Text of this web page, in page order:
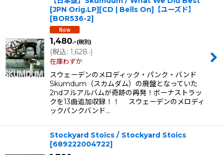
[JPN Orig.LP][CD | Bells On]【ユーズド】
[BOR536-2]
1,480.-(税別)
(税込: 1,628.-)
在庫わずか
スウェーデンのメロディック・パンク・バンド
Skumdum（スカムダム）の廃盤となっていた
2ndフルアルバムが奇跡の再発！ボーナストラッ
クを13曲追加収録！！ スウェーデンのメロディ
ックパンクバンド…
Stockyard Stoics / Stockyard Stoics
[689222004722]